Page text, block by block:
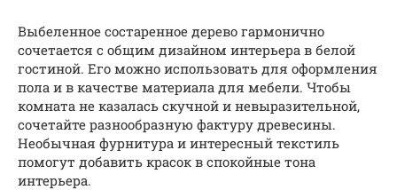
Выбеленное состаренное дерево гармонично
сочетается с общим дизайном интерьера в белой
гостиной. Его можно использовать для оформления
пола и в качестве материала для мебели. Чтобы
комната не казалась скучной и невыразительной,
сочетайте разнообразную фактуру древесины.
Необычная фурнитура и интересный текстиль
помогут добавить красок в спокойные тона
интерьера.